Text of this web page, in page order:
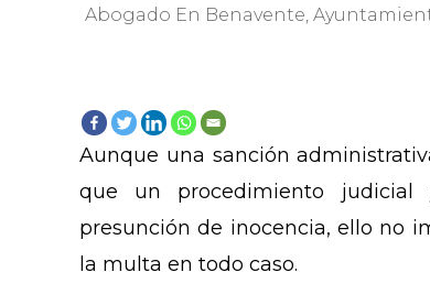
Abogado En Benavente,
Aunque una sanción
que un procedimiento
presunción de inocencia, ello no
la multa en todo caso.